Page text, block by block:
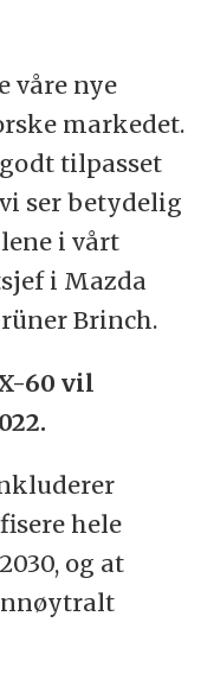
våre nye
markedet.
tilpasset
ser betydelig
i vårt
i Mazda
Brinch.
60 vil
hele
og at